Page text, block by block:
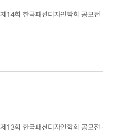
제14회 한국패션디자인학회 공모전 주제:
제13회 한국패션디자인학회 공모전 주제: